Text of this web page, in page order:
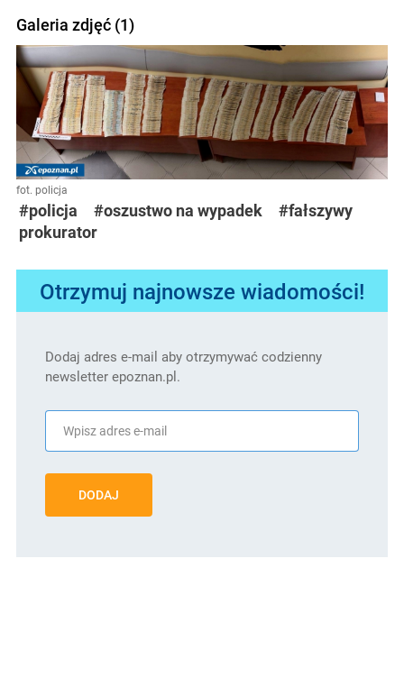
Galeria zdjęć (1)
fot. policja
#policja #oszustwo na wypadek
#fałszywy
prokurator
Otrzymuj najnowsze wiadomości!
Dodaj adres e-mail aby otrzymywać codzienny
newsletter epoznan.pl.
DODAJ